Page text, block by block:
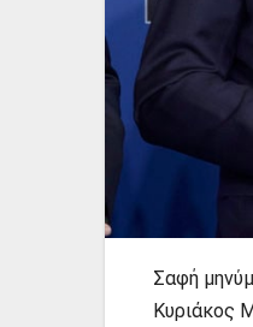
Σαφή
Κυριάκος